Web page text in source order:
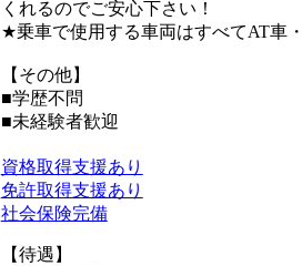
くれるのでご安心下さい！
★乗車で使用する車両はすべてAT車
【その他】
■学歴不問
■未経験者歓迎
資格取得支援あり
免許取得支援あり
社会保険完備
【待遇】